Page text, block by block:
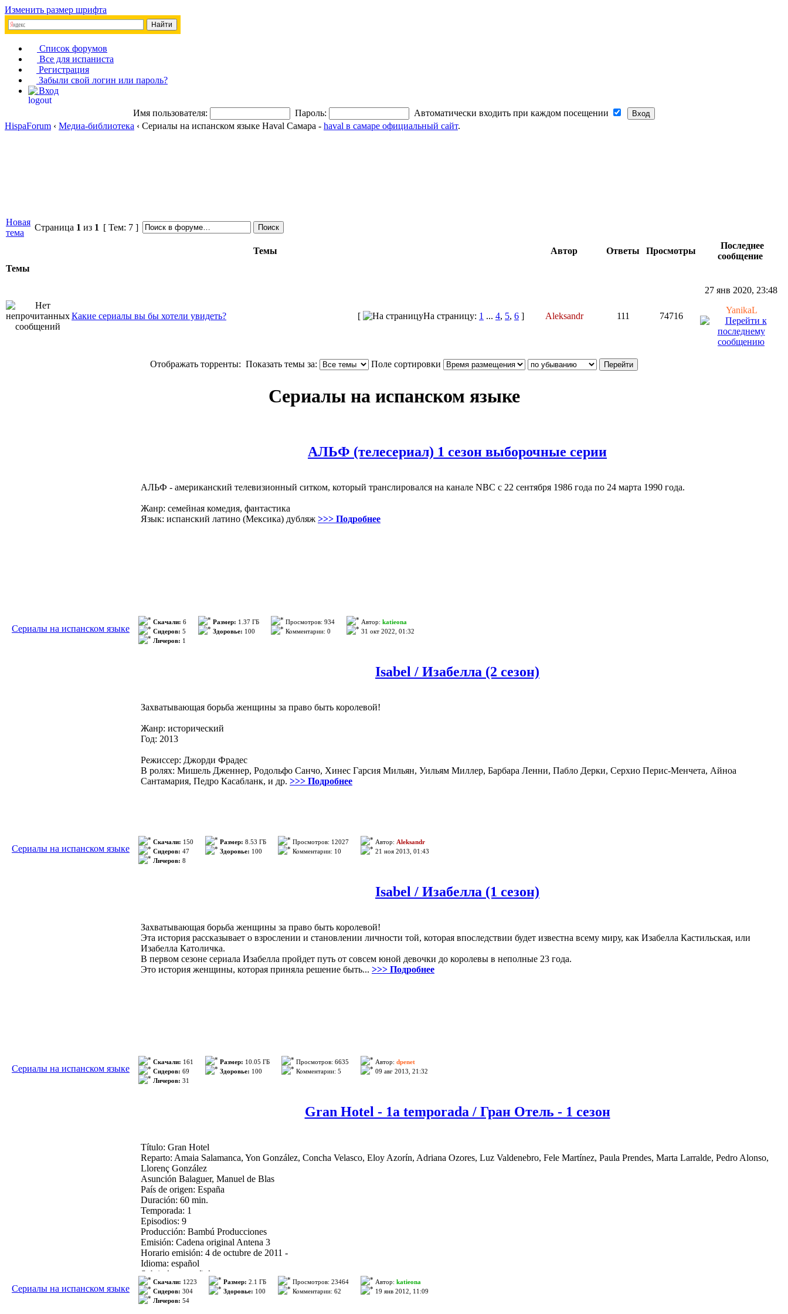
Изменить размер шрифта
Список форумов
Все для испаниста
Регистрация
Забыли свой логин или пароль?
Вход
Имя пользователя: Пароль:
Автоматически входить при каждом посещении
HispaForum ‹ Медиа-библиотека ‹ Сериалы на испанском языке Haval Самара - haval в самаре официальный сайт.
Новая
тема
Страница 1 из 1 [ Тем: 7 ]
Темы Автор Ответы Просмотры
Последнее
сообщение
Темы
Какие сериалы вы бы хотели увидеть? [ На страницу: 1 ... 4, 5, 6 ] Aleksandr 111 74716
27 янв 2020, 23:48
YanikaL
Отображать торренты: Показать темы за: Поле сортировки
Сериалы на испанском языке
АЛЬФ (телесериал) 1 сезон выборочные серии
АЛЬФ - американский телевизионный ситком, который транслировался на канале NBC с 22 сентября 1986 года по 24 марта 1990 года.
Жанр: семейная комедия, фантастика
Язык: испанский латино (Мексика) дубляж >>> Подробнее
Сериалы на испанском языке
Скачали: 6
Сидеров: 5
Личеров: 1
Размер: 1.37 ГБ
Здоровье: 100
Просмотров: 934
Комментарии: 0
Автор: katieona
31 окт 2022, 01:32
Isabel / Изабелла (2 сезон)
Захватывающая борьба женщины за право быть королевой!
Жанр: исторический
Год: 2013
Режиссер: Джорди Фрадес
В ролях: Мишель Дженнер, Родольфо Санчо, Хинес Гарсия Мильян, Уильям Миллер, Барбара Ленни, Пабло Дерки, Серхио Перис-Менчета, Айноа
Сантамария, Педро Касабланк, и др. >>> Подробнее
Сериалы на испанском языке
Скачали: 150
Сидеров: 47
Личеров: 8
Размер: 8.53 ГБ
Здоровье: 100
Просмотров: 12027
Комментарии: 10
Автор: Aleksandr
21 ноя 2013, 01:43
Isabel / Изабелла (1 сезон)
Захватывающая борьба женщины за право быть королевой!
Эта история рассказывает о взрослении и становлении личности той, которая впоследствии будет известна всему миру, как Изабелла Кастильская, или
Изабелла Католичка.
В первом сезоне сериала Изабелла пройдет путь от совсем юной девочки до королевы в неполные 23 года.
Это история женщины, которая приняла решение быть... >>> Подробнее
Сериалы на испанском языке
Скачали: 161
Сидеров: 69
Личеров: 31
Размер: 10.05 ГБ
Здоровье: 100
Просмотров: 6635
Комментарии: 5
Автор: dpenet
09 авг 2013, 21:32
Gran Hotel - 1a temporada / Гран Отель - 1 сезон
Título: Gran Hotel
Reparto: Amaia Salamanca, Yon González, Concha Velasco, Eloy Azorín, Adriana Ozores, Luz Valdenebro, Fele Martínez, Paula Prendes, Marta Larralde, Pedro Alonso,
Llorenç González
Asunción Balaguer, Manuel de Blas
País de origen: España
Duración: 60 min.
Temporada: 1
Episodios: 9
Producción: Bambú Producciones
Emisión: Cadena original Antena 3
Horario emisión: 4 de octubre de 2011 -
Idioma: español
Subtitulos: español
Размер видео: 320х240
Качество звука: 128 кбит/сек
Сериалы на испанском языке
Скачали: 1223
Сидеров: 304
Личеров: 54
Размер: 2.1 ГБ
Здоровье: 100
Просмотров: 23464
Комментарии: 62
Автор: katieona
19 янв 2012, 11:09